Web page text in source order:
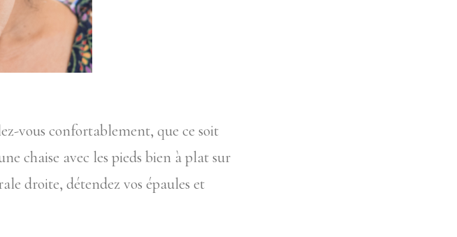
vous confortablement, que ce soit
chaise avec les pieds bien à plat sur
droite, détendez vos épaules et